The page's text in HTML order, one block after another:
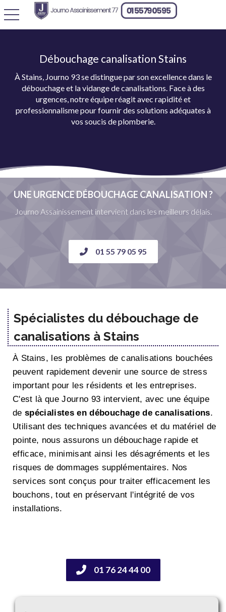
toggle navigation
Débouchage canalisation Stains
À Stains, Journo 93 se distingue par son excellence dans le
débouchage et la vidange de canalisations. Face à des
urgences, notre équipe réagit avec rapidité et
professionnalisme pour fournir des solutions adéquates à
vos soucis de plomberie.
UNE URGENCE DÉBOUCHAGE CANALISATION ?
Journo Assainissement intervient dans les meilleurs délais.
01 55 79 05 95
Spécialistes du débouchage de
canalisations à Stains
À Stains, les problèmes de canalisations bouchées
peuvent rapidement devenir une source de stress
important pour les résidents et les entreprises.
C'est là que Journo 93 intervient, avec une équipe
despécialistes en débouchage de canalisations.
Utilisant des techniques avancées et du matériel de
pointe, nous assurons un débouchage rapide et
efficace, minimisant ainsi les désagréments et les
risques de dommages supplémentaires. Nos
services sont conçus pour traiter efficacement les
bouchons, tout en préservant l'intégrité de vos
installations.
01 76 24 44 00